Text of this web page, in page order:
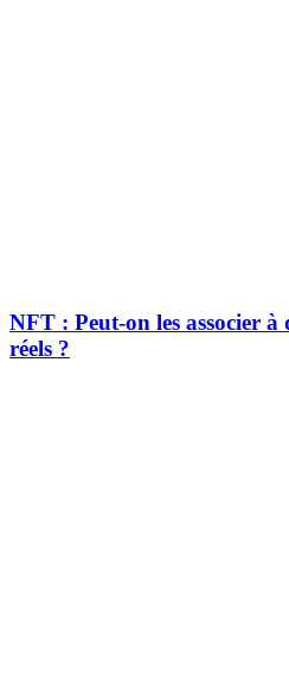
NFT : Peut-on les associer à
réels ?